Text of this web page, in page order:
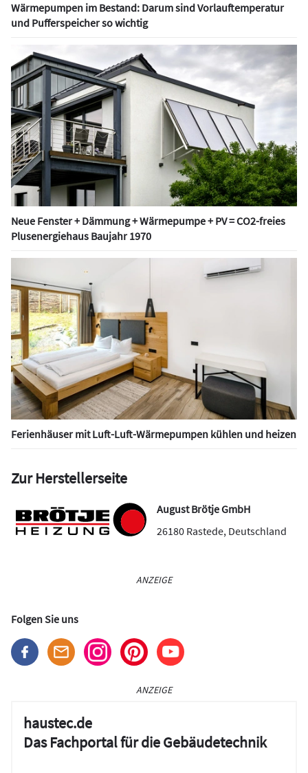
Wärmepumpen im Bestand: Darum sind Vorlauftemperatur
und Pufferspeicher so wichtig
Neue Fenster + Dämmung + Wärmepumpe + PV = CO2-freies
Plusenergiehaus Baujahr 1970
Ferienhäuser mit Luft-Luft-Wärmepumpen kühlen und heizen
Zur Herstellerseite
August Brötje GmbH
26180 Rastede, Deutschland
ANZEIGE
Folgen Sie uns
ANZEIGE
haustec.de
Das Fachportal für die Gebäudetechnik